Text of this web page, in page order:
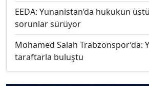
EEDA: Yunanistan’da hukukun
sorunlar sürüyor
Mohamed Salah Trabzonspor’da:
taraftarla buluştu